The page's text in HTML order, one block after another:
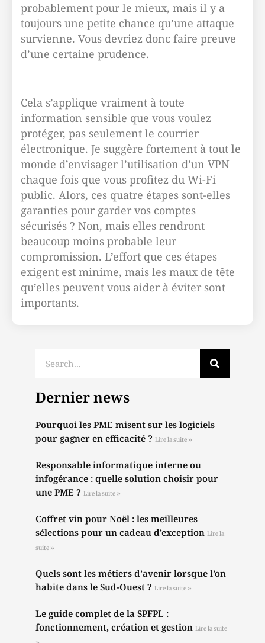
probablement pour le mieux, mais il y a
toujours une petite chance qu’une attaque
survienne. Vous devriez donc faire preuve
d’une certaine prudence.
Cela s’applique vraiment à toute
information sensible que vous voulez
protéger, pas seulement le courrier
électronique. Je suggère fortement à tout le
monde d’envisager l’utilisation d’un VPN
chaque fois que vous profitez du Wi-Fi
public. Alors, ces quatre étapes sont-elles
garanties pour garder vos comptes
sécurisés ? Non, mais elles rendront
beaucoup moins probable leur
compromission. L’effort que ces étapes
exigent est minime, mais les maux de tête
qu’elles peuvent vous aider à éviter sont
importants.
Dernier news
Pourquoi les PME misent sur les logiciels
pour gagner en efficacité ? Lire la suite »
Responsable informatique interne ou
infogérance : quelle solution choisir pour
une PME ? Lire la suite »
Coffret vin pour Noël : les meilleures
sélections pour un cadeau d’exception Lire la
suite »
Quels sont les métiers d’avenir lorsque l’on
habite dans le Sud-Ouest ? Lire la suite »
Le guide complet de la SPFPL :
fonctionnement, création et gestion Lire la suite